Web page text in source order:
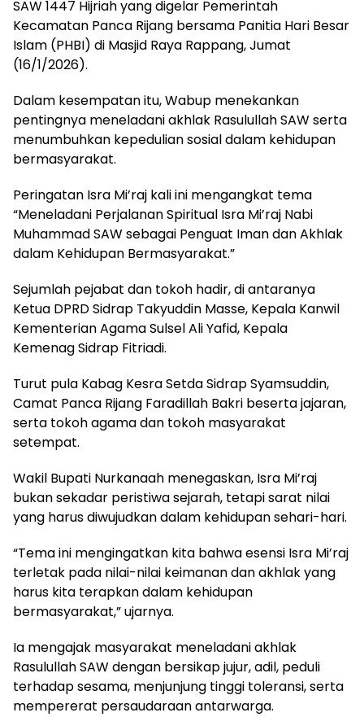
SAW 1447 Hijriah yang digelar Pemerintah
Kecamatan Panca Rijang bersama Panitia Hari Besar
Islam (PHBI) di Masjid Raya Rappang, Jumat
(16/1/2026).
Dalam kesempatan itu, Wabup menekankan
pentingnya meneladani akhlak Rasulullah SAW serta
menumbuhkan kepedulian sosial dalam kehidupan
bermasyarakat.
Peringatan Isra Mi’raj kali ini mengangkat tema
“Meneladani Perjalanan Spiritual Isra Mi’raj Nabi
Muhammad SAW sebagai Penguat Iman dan Akhlak
dalam Kehidupan Bermasyarakat.”
Sejumlah pejabat dan tokoh hadir, di antaranya
Ketua DPRD Sidrap Takyuddin Masse, Kepala Kanwil
Kementerian Agama Sulsel Ali Yafid, Kepala
Kemenag Sidrap Fitriadi.
Turut pula Kabag Kesra Setda Sidrap Syamsuddin,
Camat Panca Rijang Faradillah Bakri beserta jajaran,
serta tokoh agama dan tokoh masyarakat
setempat.
Wakil Bupati Nurkanaah menegaskan, Isra Mi’raj
bukan sekadar peristiwa sejarah, tetapi sarat nilai
yang harus diwujudkan dalam kehidupan sehari-hari.
“Tema ini mengingatkan kita bahwa esensi Isra Mi’raj
terletak pada nilai-nilai keimanan dan akhlak yang
harus kita terapkan dalam kehidupan
bermasyarakat,” ujarnya.
Ia mengajak masyarakat meneladani akhlak
Rasulullah SAW dengan bersikap jujur, adil, peduli
terhadap sesama, menjunjung tinggi toleransi, serta
mempererat persaudaraan antarwarga.